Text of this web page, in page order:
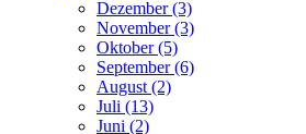
Dezember (3)
November (3)
Oktober (5)
September (6)
August (2)
Juli (13)
Juni (2)